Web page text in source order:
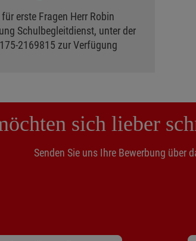
erste Fragen Herr Robin
Schulbegleitdienst, unter der
2169815 zur Verfügung
sich lieber
Senden Sie uns Ihre Bewerbung über